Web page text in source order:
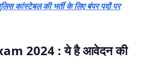
कांस्टेबल की भर्ती के लिए बंपर पदों पर
2024 : ये है आवेदन की